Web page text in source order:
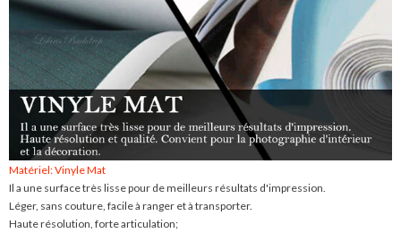
Matériel: Vinyle Mat
Il a une surface très lisse pour de meilleurs résultats d'impression.
Léger, sans couture, facile à ranger et à transporter.
Haute résolution, forte articulation;